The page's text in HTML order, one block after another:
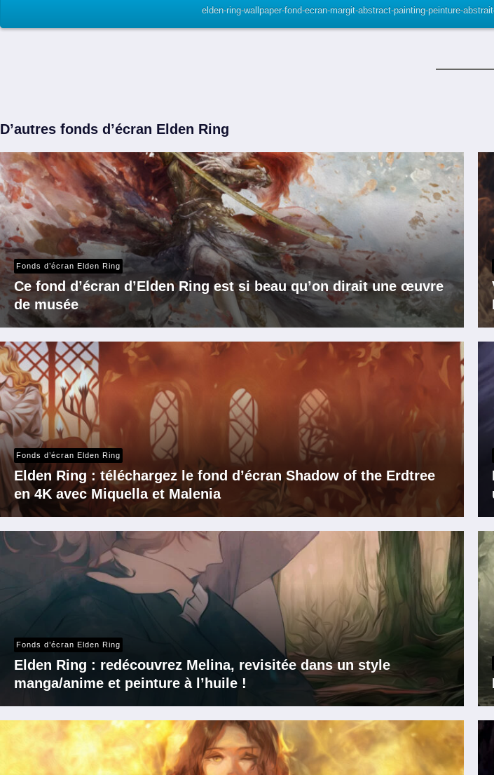
elden-ring-wallpaper-fond-ecran-margit-abstract-painting-peinture-
D’autres fonds d’écran Elden Ring
Fonds d’écran Elden Ring
Ce fond d’écran d’Elden Ring est si beau qu’on dirait une œuvre
de musée
Fonds d’écran Elden Ring
Elden Ring : téléchargez le fond d’écran Shadow of the Erdtree
en 4K avec Miquella et Malenia
Fonds d’écran Elden Ring
Elden Ring : redécouvrez Melina, revisitée dans un style
manga/anime et peinture à l’huile !